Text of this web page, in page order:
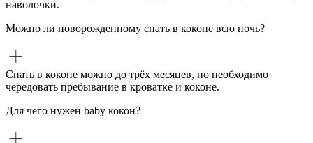
наволочки.
Можно ли новорожденному спать в коконе всю ночь?
Спать в коконе можно до трёх месяцев, но необходимо
чередовать пребывание в кроватке и коконе.
Для чего нужен baby кокон?